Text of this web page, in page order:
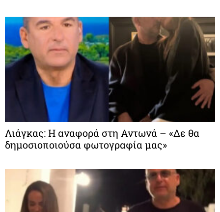
Λιάγκας: Η αναφορά στη Αντωνά – «Δε θα
δημοσιοποιούσα φωτογραφία μας»